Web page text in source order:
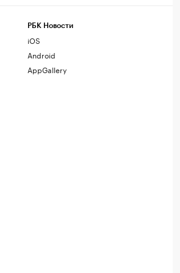
РБК Новости
iOS
Android
AppGallery